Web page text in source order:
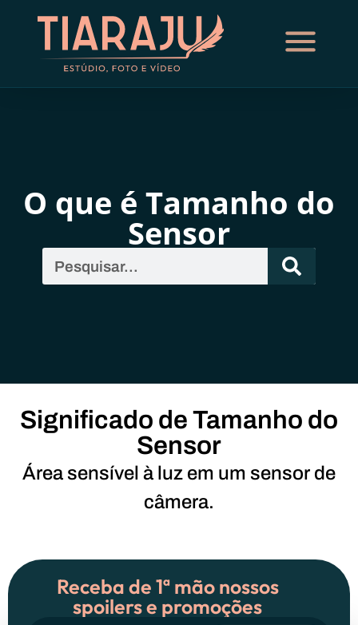
O que é Tamanho do
Sensor
Significado de Tamanho do
Sensor
Área sensível à luz em um sensor de
câmera.
Receba de 1ª mão nossos
spoilers e promoções